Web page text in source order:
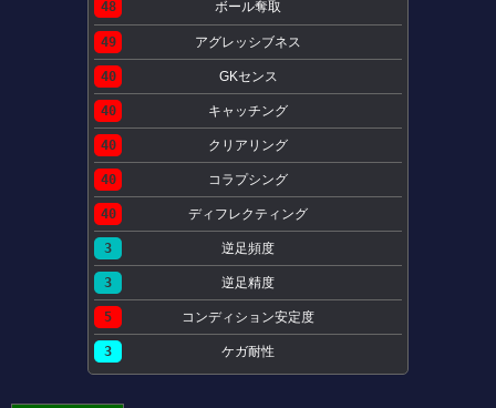
48 ボール奪取
49 アグレッシブネス
40 GKセンス
40 キャッチング
40 クリアリング
40 コラプシング
40 ディフレクティング
3 逆足頻度
3 逆足精度
5 コンディション安定度
3 ケガ耐性